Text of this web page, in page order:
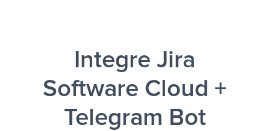
Integre Jira
Software Cloud +
Telegram Bot